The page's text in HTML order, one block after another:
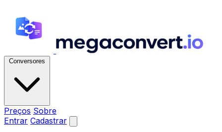
Conversores
Preços Sobre
Entrar Cadastrar